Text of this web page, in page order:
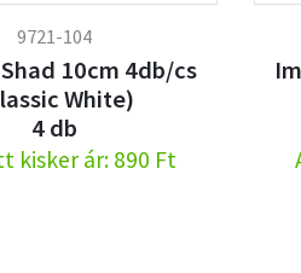
9721-104
10cm 4db/cs
White)
4 db
kisker ár: 890 Ft